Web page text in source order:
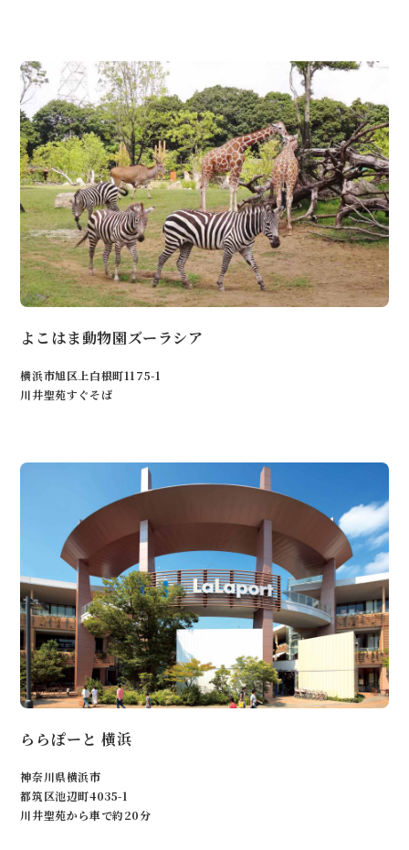
よこはま動物園ズーラシア
横浜市旭区上白根町1175-1
川井聖苑すぐそば
ららぽーと 横浜
神奈川県横浜市
都筑区池辺町4035-1
川井聖苑から車で約20分